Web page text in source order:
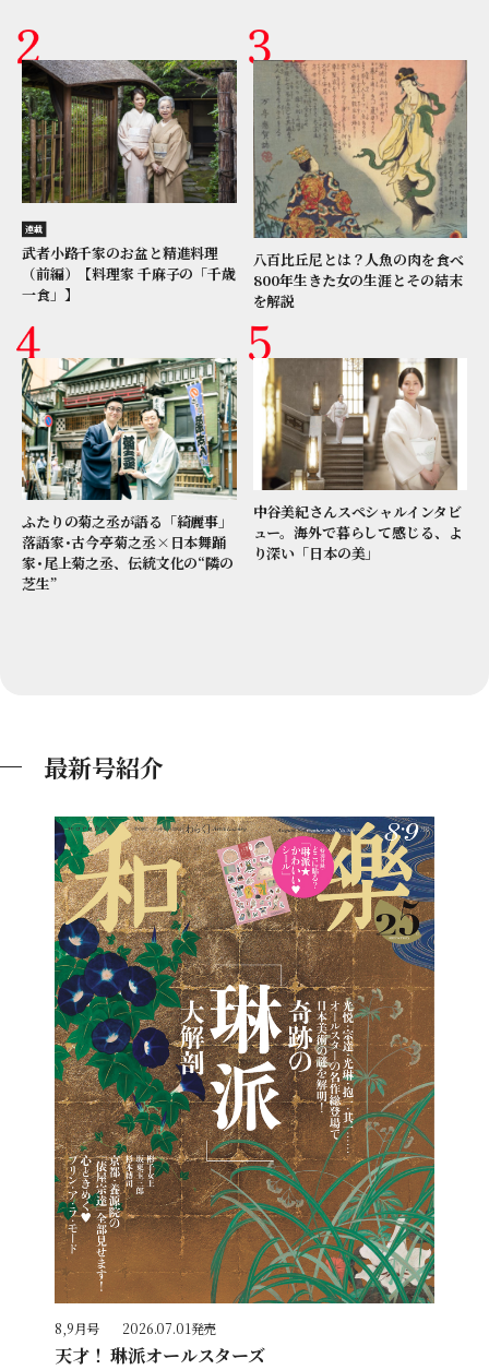
連載
武者小路千家のお盆と精進料理
（前編）【料理家 千麻子の「千歳
一食」】
八百比丘尼とは？人魚の肉を食べ
800年生きた女の生涯とその結末
を解説
ふたりの菊之丞が語る「綺麗事」
落語家･古今亭菊之丞×日本舞踊
家･尾上菊之丞、伝統文化の“隣の
芝生”
中谷美紀さんスペシャルインタビ
ュー。海外で暮らして感じる、よ
り深い「日本の美」
最新号紹介
8,9月号 2026.07.01発売
天才！ 琳派オールスターズ